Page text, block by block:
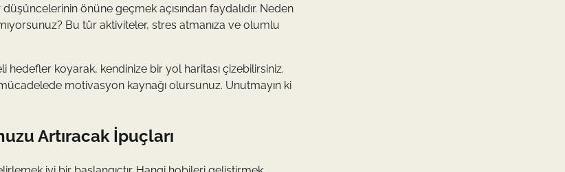
önüne geçmek açısından faydalıdır. Neden
Bu tür aktiviteler, stres atmanıza ve olumlu
koyarak, kendinize bir yol haritası çizebilirsiniz.
motivasyon kaynağı olursunuz. Unutmayın ki
Artıracak İpuçları